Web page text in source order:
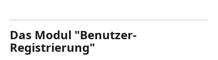
Das Modul "Benutzer-
Registrierung"